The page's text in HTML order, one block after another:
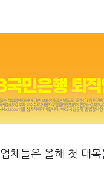
체들은 올해 첫 대목